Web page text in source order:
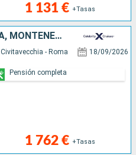
1 131 € +Tasas
ITALIA, GRECIA, CROACIA, MONTENEGRO
Civitavecchia - Roma 18/09/2026
1 762 € +Tasas
Pensión completa